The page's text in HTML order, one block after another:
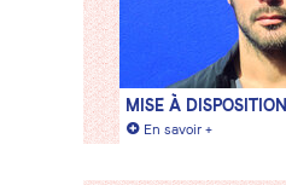
MISE À DISPOSITION
+ En savoir +